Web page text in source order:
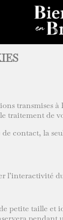
transmises
traitement de
contact, la
l’interactivité
petite taille